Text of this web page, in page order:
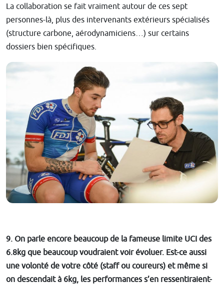
La collaboration se fait vraiment autour de ces sept
personnes-là, plus des intervenants extérieurs spécialisés
(structure carbone, aérodynamiciens…) sur certains
dossiers bien spécifiques.
9. On parle encore beaucoup de la fameuse limite UCI des
6.8kg que beaucoup voudraient voir évoluer. Est-ce aussi
une volonté de votre côté (staff ou coureurs) et même si
on descendait à 6kg, les performances s’en ressentiraient-